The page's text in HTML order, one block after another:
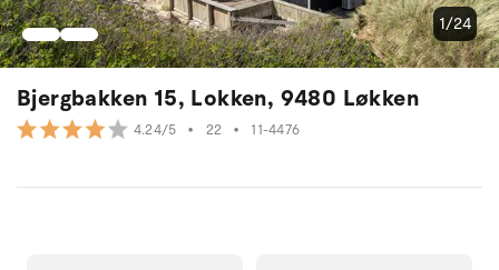
Bjergbakken 15, Lokken, 9480 Løkken
4.24/5 • 22 • 11-4476
1/24